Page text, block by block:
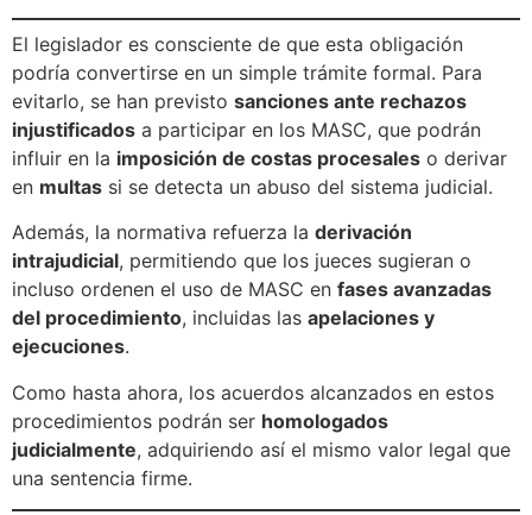
El legislador es consciente de que esta obligación
podría convertirse en un simple trámite formal. Para
evitarlo, se han previsto sanciones ante rechazos
injustificados a participar en los MASC, que podrán
influir en la imposición de costas procesales o derivar
en multas si se detecta un abuso del sistema judicial.
Además, la normativa refuerza la derivación
intrajudicial, permitiendo que los jueces sugieran o
incluso ordenen el uso de MASC en fases avanzadas
del procedimiento, incluidas las apelaciones y
ejecuciones.
Como hasta ahora, los acuerdos alcanzados en estos
procedimientos podrán ser homologados
judicialmente, adquiriendo así el mismo valor legal que
una sentencia firme.